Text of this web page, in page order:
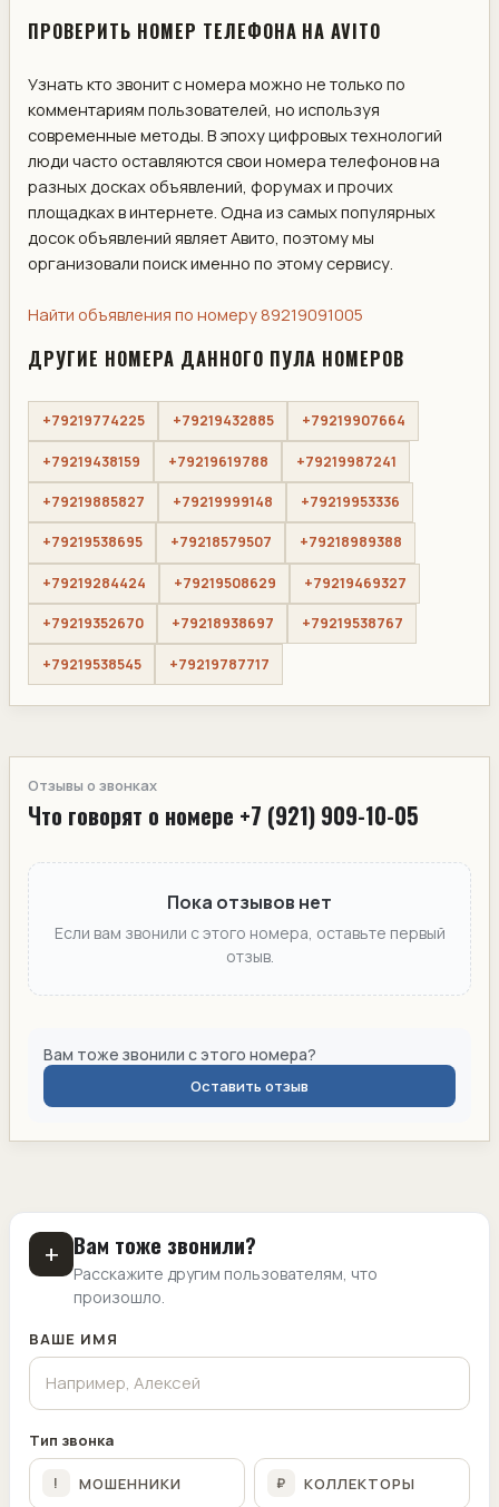
ПРОВЕРИТЬ НОМЕР ТЕЛЕФОНА НА AVITO
Узнать кто звонит с номера можно не только по
комментариям пользователей, но используя
современные методы. В эпоху цифровых технологий
люди часто оставляются свои номера телефонов на
разных досках объявлений, форумах и прочих
площадках в интернете. Одна из самых популярных
досок объявлений являет Авито, поэтому мы
организовали поиск именно по этому сервису.
Найти объявления по номеру 89219091005
ДРУГИЕ НОМЕРА ДАННОГО ПУЛА НОМЕРОВ
+79219774225 +79219432885 +79219907664
+79219438159 +79219619788 +79219987241
+79219885827 +79219999148 +79219953336
+79219538695 +79218579507 +79218989388
+79219284424 +79219508629 +79219469327
+79219352670 +79218938697 +79219538767
+79219538545 +79219787717
Отзывы о звонках
Что говорят о номере +7 (921) 909-10-05
Пока отзывов нет
Если вам звонили с этого номера, оставьте первый
отзыв.
Вам тоже звонили с этого номера?
Оставить отзыв
+ Вам тоже звонили?
Расскажите другим пользователям, что
произошло.
ВАШЕ ИМЯ
Тип звонка
! МОШЕННИКИ ₽ КОЛЛЕКТОРЫ